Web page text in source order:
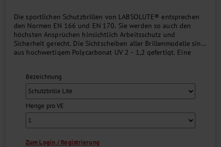
Die sportlichen Schutzbrillen von LABSOLUTE® entsprechen
den Normen EN 166 und EN 170. Sie werden so auch den
höchsten Ansprüchen hinsichtlich Arbeitsschutz und
Sicherheit gerecht. Die Sichtscheiben aller Brillenmodelle sind
aus hochwertigem Polycarbonat UV 2 - 1,2 gefertigt. Eine
hinaus sorgen innovative Technologien und hochmoderne
Materialien für eine ausgezeichnete Passform, ein
auf höchstem Niveau....
Bezeichnung
Menge pro VE
Zum Login / Registrierung